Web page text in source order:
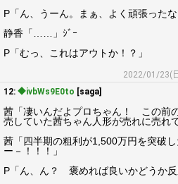
P「ん、うーん。まぁ、よく頑張ったな
静香「……」ｼﾞｰ
P「むっ、これはアウトか！？」
2022/01/23(
12: ◆ivbWs9E0to [saga]
茜「凄いんだよプロちゃん！ この前
売していた茜ちゃん人形が売れに売れ
茜「四半期の粗利が1,500万円を突破
ー－！！！」
P「ん、ん？ 褒めれば良いかどうか